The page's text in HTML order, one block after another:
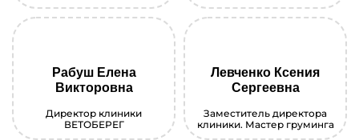
Рабуш Елена
Викторовна
Директор клиники
ВЕТОБЕРЕГ
Левченко Ксения
Сергеевна
Заместитель директора
клиники. Мастер груминга